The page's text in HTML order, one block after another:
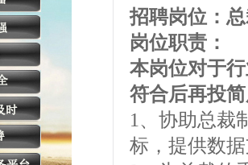
招聘岗位
岗位职责：
本岗位对于
符合后再投
1、协助总裁
标，提供数